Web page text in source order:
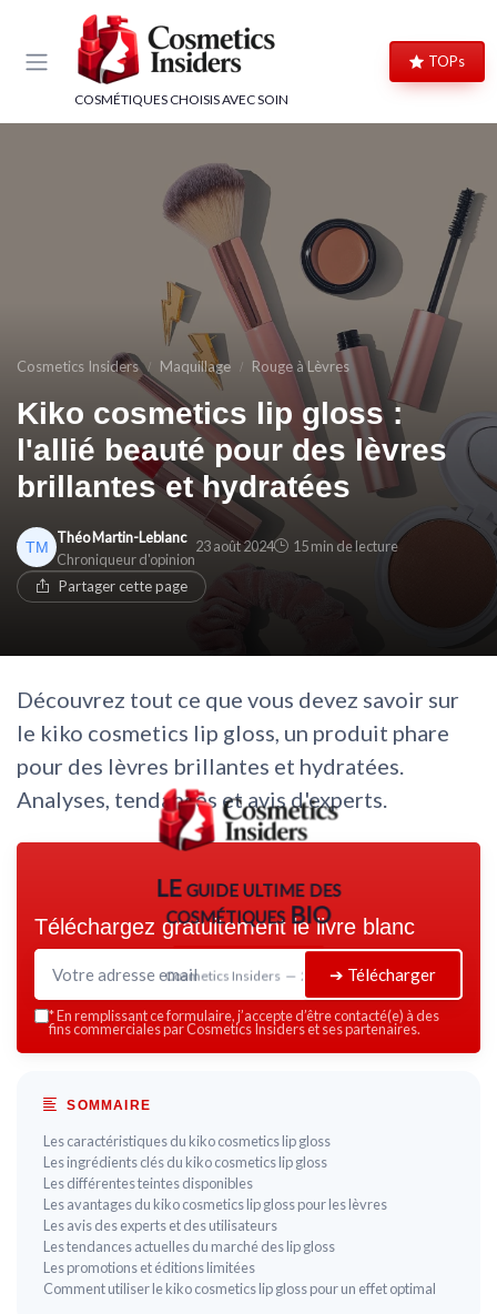
COSMÉTIQUES CHOISIS AVEC SOIN
TOPs
Cosmetics Insiders Maquillage Rouge à Lèvres
Kiko cosmetics lip gloss :
l'allié beauté pour des lèvres
brillantes et hydratées
Théo Martin-Leblanc
Chroniqueur d'opinion
23 août 2024 15 min de lecture
Partager cette page
Découvrez tout ce que vous devez savoir sur
le kiko cosmetics lip gloss, un produit phare
pour des lèvres brillantes et hydratées.
Analyses, tendances et avis d'experts.
LE guide ultime des
cosmétiques BIO
Cosmetics Insiders — 2026
Téléchargez gratuitement le livre blanc
➔ Télécharger
*En remplissant ce formulaire, j’accepte d’être contacté(e) à des
fins commerciales par Cosmetics Insiders et ses partenaires.
SOMMAIRE
Les caractéristiques du kiko cosmetics lip gloss
Les ingrédients clés du kiko cosmetics lip gloss
Les différentes teintes disponibles
Les avantages du kiko cosmetics lip gloss pour les lèvres
Les avis des experts et des utilisateurs
Les tendances actuelles du marché des lip gloss
Les promotions et éditions limitées
Comment utiliser le kiko cosmetics lip gloss pour un effet optimal
Panneau de gestion des cookies